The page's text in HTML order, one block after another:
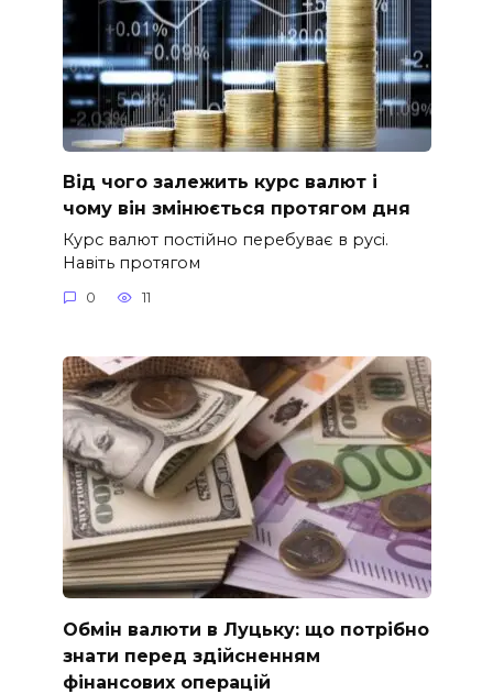
Від чого залежить курс валют і
чому він змінюється протягом дня
Курс валют постійно перебуває в русі.
Навіть протягом
0 11
Обмін валюти в Луцьку: що потрібно
знати перед здійсненням
фінансових операцій